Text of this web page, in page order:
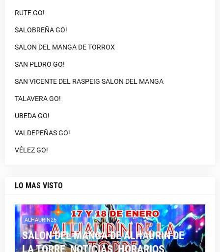
RUTE GO!
SALOBREÑA GO!
SALON DEL MANGA DE TORROX
SAN PEDRO GO!
SAN VICENTE DEL RASPEIG SALON DEL MANGA
TALAVERA GO!
UBEDA GO!
VALDEPEÑAS GO!
VÉLEZ GO!
LO MAS VISTO
ALHAURIN26
SALON DEL MANGA DE ALHAURIN DE
LA TORRE, NOTICIAS, HORARIOS,